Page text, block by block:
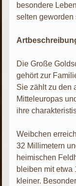
besondere
selten geworden
Die Große
gehört zur
Sie zählt zu den
Mitteleuropas
ihre
Weibchen
32 Millimetern
heimischen
bleiben mit etwa
kleiner.